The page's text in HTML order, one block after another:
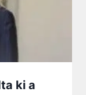
ki a